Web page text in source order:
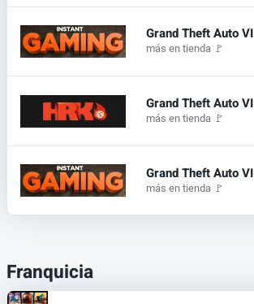
Grand Theft Auto VI
más en tienda 🚩
Grand Theft Auto VI
más en tienda 🚩
Grand Theft Auto VI
más en tienda 🚩
Franquicia